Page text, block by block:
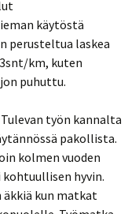
käytöstä
perusteltua laskea
km, kuten
puhuttu.
työn kannalta
pakollista.
kolmen vuoden
hyvin.
äkkiä kun matkat